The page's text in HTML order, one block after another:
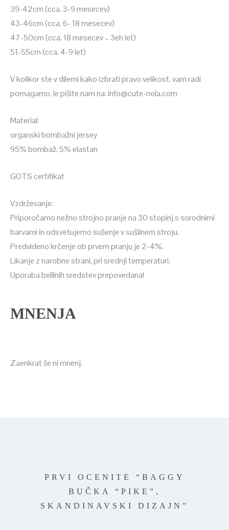
39-42cm (cca. 3-9 mesecev)
43-46cm (cca. 6- 18 mesecev)
47-50cm (cca. 18 mesecev – 3eh let)
51-55cm (cca. 4-9 let)
V kolikor ste v dilemi kako izbrati pravo velikost, vam radi
pomagamo, le pišite nam na: info@cute-nola.com
Material:
organski bombažni jersey
95% bombaž, 5% elastan
GOTS certifikat
Vzdrževanje:
Priporočamo nežno strojno pranje na 30 stopinj s sorodnimi
barvami in odsvetujemo sušenje v sušilnem stroju.
Predvideno krčenje ob prvem pranju je 2-4%.
Likanje z narobne strani, pri srednji temperaturi.
Uporaba belilnih sredstev prepovedana!
MNENJA
Zaenkrat še ni mnenj.
PRVI OCENITE “BAGGY
BUČKA “PIKE”,
SKANDINAVSKI DIZAJN”